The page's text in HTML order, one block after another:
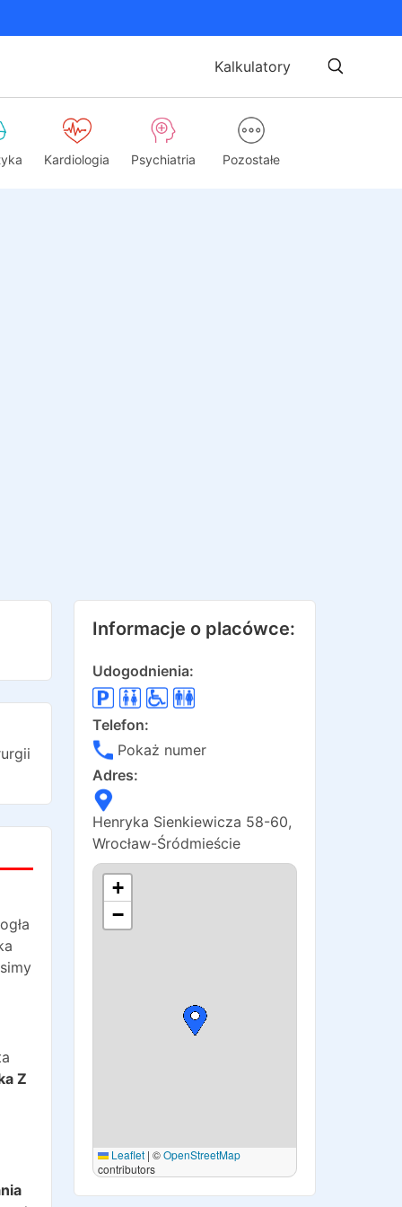
Kalkulatory
Kardiologia Psychiatria Pozostałe
Z
Informacje o placówce:
Udogodnienia:
Telefon:
Pokaż numer
Adres:
Henryka Sienkiewicza 58-60,
Wrocław-Śródmieście
+
−
Leaflet | ©OpenStreetMap
contributors